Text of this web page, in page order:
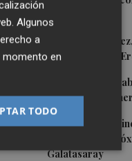
2
Mario
Róterdam de la
Valencia Basket
en casa ante
4Valencia Basket
que jugará la
Galatasaray
Algunos
a
momento en
TODO